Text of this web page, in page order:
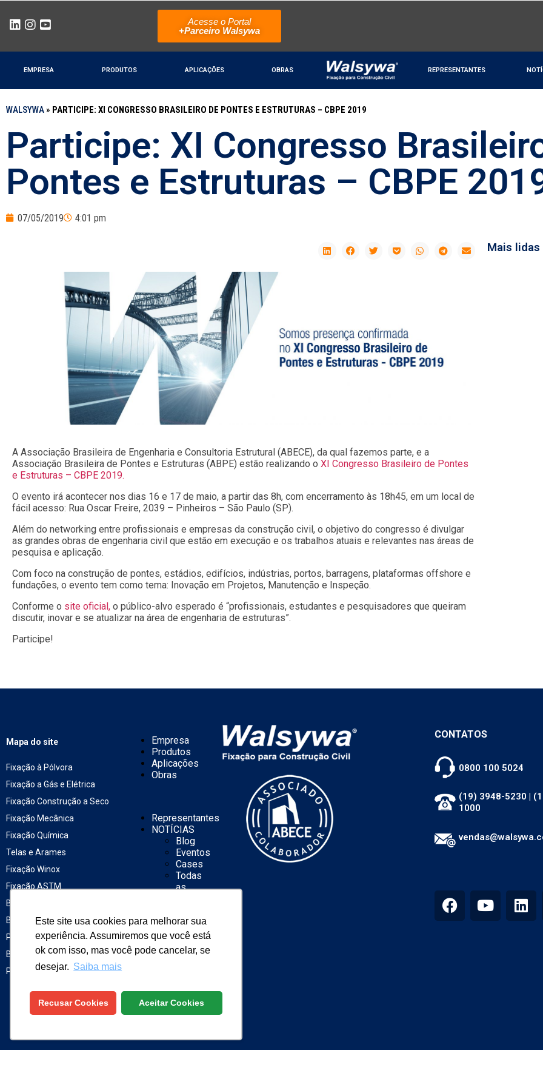
Este site usa cookies para melhorar sua
experiência. Assumiremos que você está
ok com isso, mas você pode cancelar, se
desejar. Saiba mais
Recusar Cookies Aceitar Cookies
Acesse o Portal
+Parceiro Walsywa
EMPRESA PRODUTOS APLICAÇÕES OBRAS REPRESENTANTES
WALSYWA» PARTICIPE: XI CONGRESSO BRASILEIRO DE PONTES E ESTRUTURAS – CBPE 2019
Participe: XI Congresso
Pontes e Estruturas – CBPE
07/05/2019 4:01 pm
A Associação Brasileira de Engenharia e Consultoria Estrutural (ABECE), da qual fazemos parte, e a
Associação Brasileira de Pontes e Estruturas (ABPE) estão realizando o XI Congresso Brasileiro de Pontes
e Estruturas – CBPE 2019.
O evento irá acontecer nos dias 16 e 17 de maio, a partir das 8h, com encerramento às 18h45, em um local de
fácil acesso: Rua Oscar Freire, 2039 – Pinheiros – São Paulo (SP).
Além do networking entre profissionais e empresas da construção civil, o objetivo do congresso é divulgar
as grandes obras de engenharia civil que estão em execução e os trabalhos atuais e relevantes nas áreas de
pesquisa e aplicação.
Com foco na construção de pontes, estádios, edifícios, indústrias, portos, barragens, plataformas offshore e
fundações, o evento tem como tema: Inovação em Projetos, Manutenção e Inspeção.
Conforme o site oficial, o público-alvo esperado é “profissionais, estudantes e pesquisadores que queiram
discutir, inovar e se atualizar na área de engenharia de estruturas”.
Participe!
Mais lidas
Mapa do site
Fixação à Pólvora
Fixação a Gás e Elétrica
Fixação Construção a Seco
Fixação Mecânica
Fixação Química
Telas e Arames
Fixação Winox
Fixação ASTM
Buchas
Barras, Fitas Perfuradas,
Porcas e Arruelas
Brocas
Parafusos e Pregos
Empresa
Produtos
Aplicações
Obras
Representantes
NOTÍCIAS
Blog
Eventos
Cases
Todas
as
Catálogo
rápido
Catálogo
geral
Construção
a seco
Contato
CONTATOS
0800 100 5024
(19) 3948-5230
1000